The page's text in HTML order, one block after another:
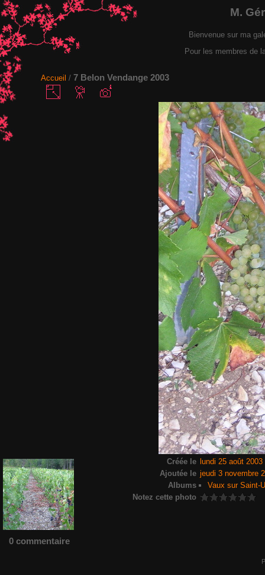
M.
Bienvenue sur ma
Pour les membres de
Accueil / 7 Belon Vendange 2003
Créée le lundi 25 août 2003
Ajoutée le jeudi 3 novembre
Albums
Vaux sur Saint-
Notez cette photo
0 commentaire